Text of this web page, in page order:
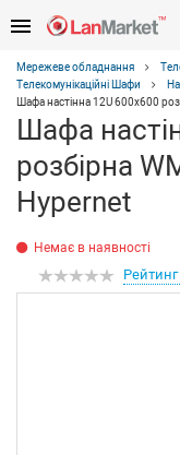
Мережеве обладнання
Телекомунікаційні Шафи
Шафа настінна 12U 600х600
Шафа
розбірна
Hypernet
Немає в наявності